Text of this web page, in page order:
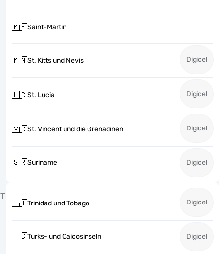
🇲🇫Saint-Martin
🇰🇳St. Kitts und Nevis Digicel
🇱🇨St. Lucia Digicel
🇻🇨St. Vincent und die Grenadinen Digicel
🇸🇷Suriname Digicel
T
🇹🇹Trinidad und Tobago Digicel
🇹🇨Turks- und Caicosinseln Digicel